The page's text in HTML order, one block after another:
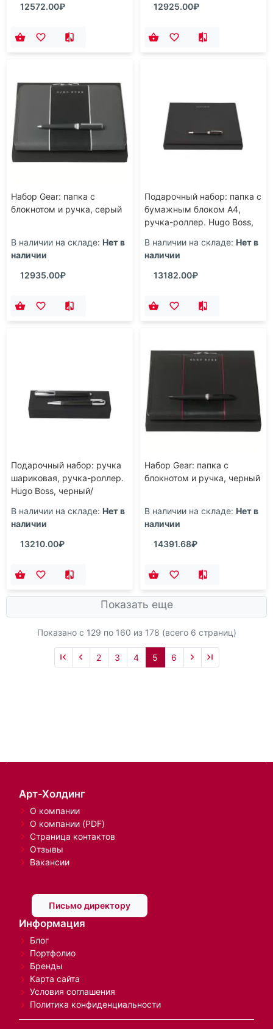
12572.00₽
12925.00₽
Набор Gear: папка с
блокнотом и ручка, серый
В наличии на складе: Нет в
наличии
12935.00₽
Подарочный набор: папка с
бумажным блоком А4,
ручка-роллер. Hugo Boss,
В наличии на складе: Нет в
наличии
13182.00₽
Подарочный набор: ручка
шариковая, ручка-роллер.
Hugo Boss, черный/
В наличии на складе: Нет в
наличии
13210.00₽
Набор Gear: папка с
блокнотом и ручка, черный
В наличии на складе: Нет в
наличии
14391.68₽
Показать еще
Показано с 129 по 160 из 178 (всего 6 страниц)
2 3 4 5 6
Арт-Холдинг
О компании
О компании (PDF)
Страница контактов
Отзывы
Вакансии
Письмо директору
Информация
Блог
Портфолио
Бренды
Карта сайта
Условия соглашения
Политика конфиденциальности